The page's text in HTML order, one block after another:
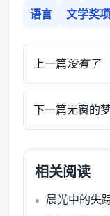
语言 文学奖项
上一篇没有了
下一篇无窗的
相关阅读
晨光中的失